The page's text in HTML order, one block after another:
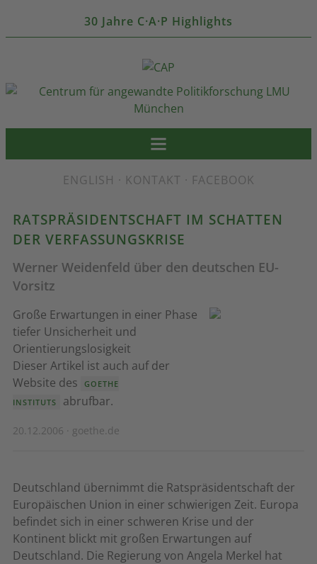
30 Jahre C·A·P Highlights
ENGLISH · KONTAKT · FACEBOOK
RATSPRÄSIDENTSCHAFT IM SCHATTEN
DER VERFASSUNGSKRISE
Werner Weidenfeld über den deutschen EU-
Vorsitz
Große Erwartungen in einer Phase
tiefer Unsicherheit und
Orientierungslosigkeit
Dieser Artikel ist auch auf der
Website des
GOETHE
INSTITUTS
abrufbar.
20.12.2006 · goethe.de
Deutschland übernimmt die Ratspräsidentschaft der
Europäischen Union in einer schwierigen Zeit. Europa
befindet sich in einer schweren Krise und der
Kontinent blickt mit großen Erwartungen auf
Deutschland. Die Regierung von Angela Merkel hat